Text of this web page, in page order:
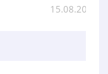
15.08.2024